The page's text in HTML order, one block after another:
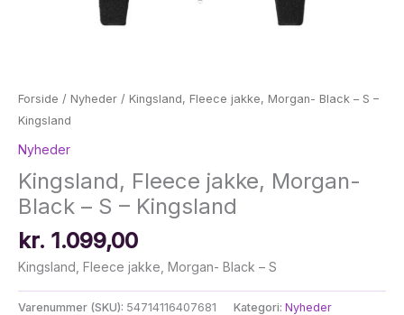
Forside / Nyheder / Kingsland, Fleece jakke, Morgan- Black – S –
Kingsland
Nyheder
Kingsland, Fleece jakke, Morgan-
Black – S – Kingsland
kr. 1.099,00
Kingsland, Fleece jakke, Morgan- Black – S
Varenummer (SKU): 54714116407681 Kategori: Nyheder